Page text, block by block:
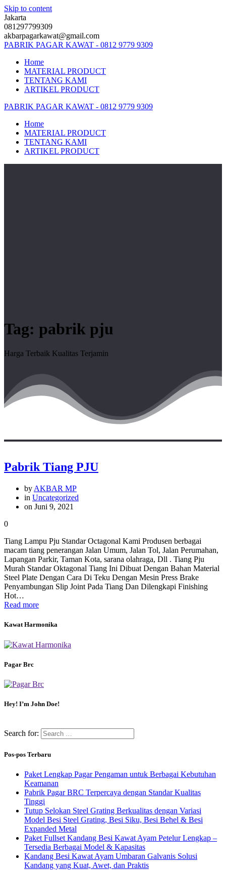
Skip to content
Jakarta
081297799309
akbarpagarkawat@gmail.com
PABRIK PAGAR KAWAT - 0812 9779 9309
Home
MATERIAL PRODUCT
TENTANG KAMI
ARTIKEL PRODUCT
PABRIK PAGAR KAWAT - 0812 9779 9309
Home
MATERIAL PRODUCT
TENTANG KAMI
ARTIKEL PRODUCT
Tag: pabrik pju
Harga Terbaik Kualitas Terjamin
Pabrik Tiang PJU
by AKBAR MP
in Uncategorized
on Juni 9, 2021
0
Tiang Lampu Pju Standar Octagonal Kami Produsen berbagai
macam tiang penerangan Jalan Umum, Jalan Tol, Jalan Perumahan,
Lapangan Parkir, Taman Kota, sarana olahraga, Dll . Tiang Pju
Murah Standar Oktagonal Tiang Ini Dibuat Dengan Bahan Material
Steel Plate Dengan Cara Di Teku Dengan Mesin Press Brake
Penyambungan Slip Joint Pada Tiang Dan Dilengkapi Finishing
Hot…
Read more
Kawat Harmonika
Pagar Brc
Hey! I’m John Doe!
Search for:
Pos-pos Terbaru
Paket Lengkap Pagar Pengaman untuk Berbagai Kebutuhan
Keamanan
Pabrik Pagar BRC Terpercaya dengan Standar Kualitas
Tinggi
Tutup Selokan Steel Grating Berkualitas dengan Variasi
Model Besi Steel Grating, Besi Siku, Besi Behel & Besi
Expanded Metal
Paket Fullset Kandang Besi Kawat Ayam Petelur Lengkap –
Tersedia Berbagai Model & Kapasitas
Kandang Besi Kawat Ayam Umbaran Galvanis Solusi
Kandang yang Kuat, Awet, dan Praktis